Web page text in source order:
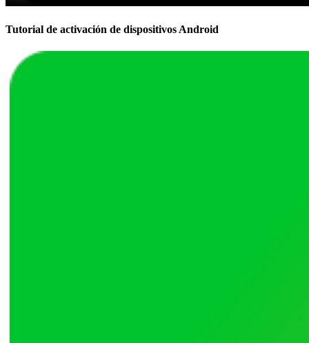
Tutorial de activación de dispositivos Android